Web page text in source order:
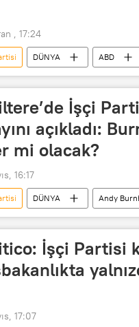
, 17:24
DÜNYA ABD
Krallık
İngiltere
İşçi
açıkladı:
mi olacak?
16:17
DÜNYA Andy
İşçi Partisi
17:07